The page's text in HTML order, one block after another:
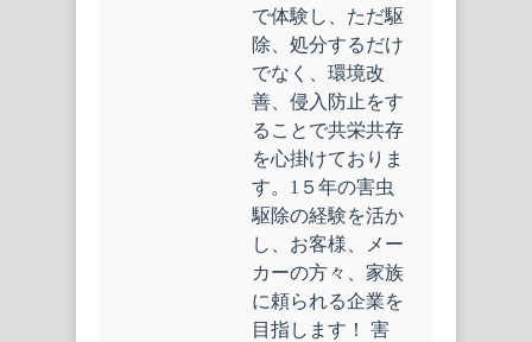
で体験し、ただ駆
除、処分するだけ
でなく、環境改
善、侵入防止をす
ることで共栄共存
を心掛けておりま
す。1５年の害虫
駆除の経験を活か
し、お客様、メー
カーの方々、家族
に頼られる企業を
目指します！ 害